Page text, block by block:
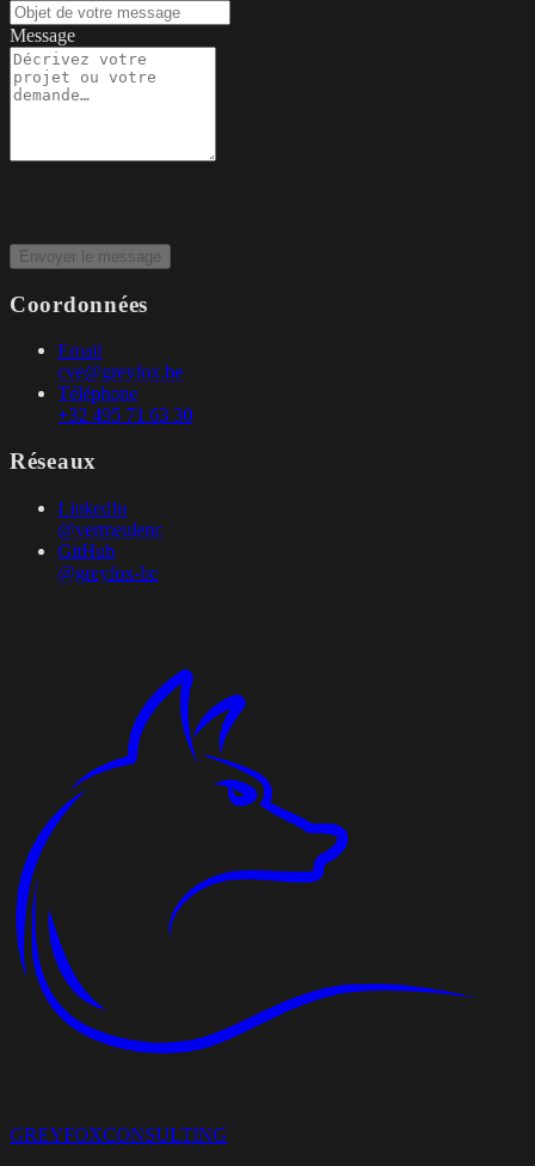
Message
Envoyer le message
Coordonnées
Email
cve@greyfox.be
Téléphone
+32 495 71 63 30
Réseaux
LinkedIn
@vermeulenc
GitHub
@greyfox-be
GREYFOXCONSULTING